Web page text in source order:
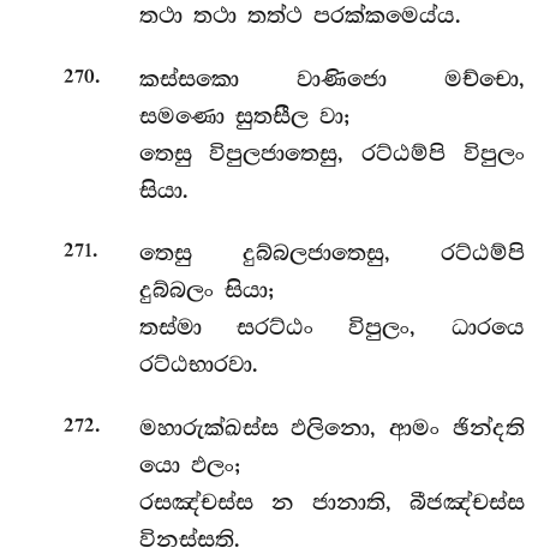
තථා තථා තත්ථ පරක්කමෙය්ය.
270. කස්සකො වාණිජො මච්චො,
සමණො සුතසීල වා;
තෙසු විපුලජාතෙසු, රට්ඨම්පි විපුලං
සියා.
271. තෙසු දුබ්බලජාතෙසු, රට්ඨම්පි
දුබ්බලං සියා;
තස්මා සරට්ඨං විපුලං, ධාරයෙ
රට්ඨභාරවා.
272. මහාරුක්ඛස්සඵලිනො, ආමං ඡින්දති
යො ඵලං;
රසඤ්චස්ස න ජානාති, බීජඤ්චස්ස
විනස්සති.